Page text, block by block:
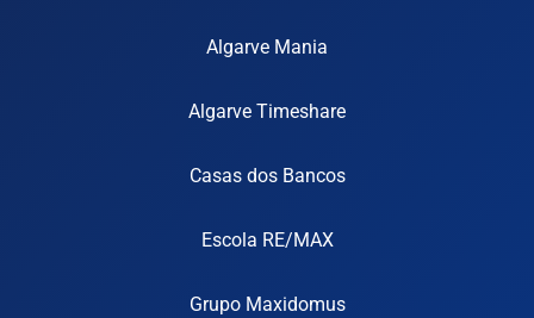
Algarve Mania
Algarve Timeshare
Casas dos Bancos
Escola RE/MAX
Grupo Maxidomus